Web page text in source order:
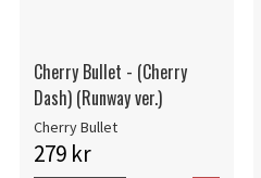
Cherry Bullet - (Cherry
Dash) (Runway ver.)
Cherry Bullet
279 kr